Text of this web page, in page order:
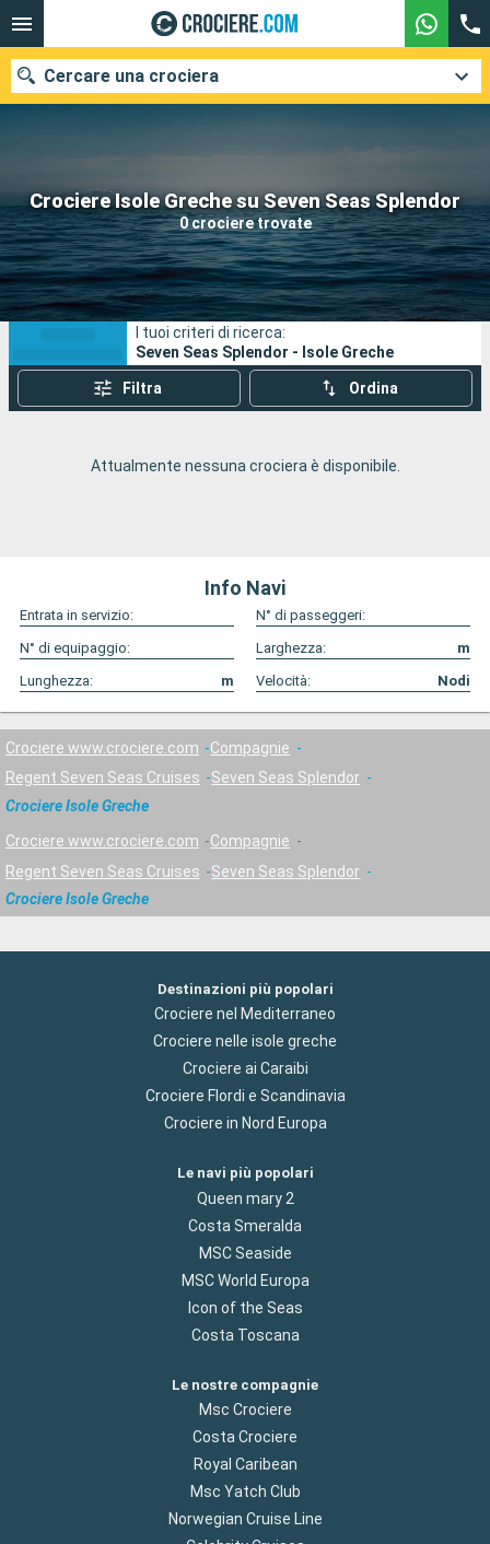
Crociere Isole Greche su Seven Seas Splendor
0 crociere trovate
Cercare una crociera
Le nostre destinazioni
Mesi di partenza
Porti Compagnie
Ricerca
I tuoi criteri di ricerca:
Seven Seas Splendor - Isole Greche
Filtra Ordina
Attualmente nessuna crociera è disponibile.
Info Navi
Entrata in servizio:
N° di passeggeri:
N° di equipaggio:
Larghezza:
m
Lunghezza:
m Velocità: Nodi
Crociere www.crociere.com
Compagnie
Regent Seven Seas Cruises
Seven Seas Splendor
Crociere Isole Greche
Crociere www.crociere.com
Compagnie
Regent Seven Seas Cruises
Seven Seas Splendor
Crociere Isole Greche
Destinazioni più popolari
Crociere nel Mediterraneo
Crociere nelle isole greche
Crociere ai Caraibi
Crociere Flordi e Scandinavia
Crociere in Nord Europa
Le navi più popolari
Queen mary 2
Costa Smeralda
MSC Seaside
MSC World Europa
Icon of the Seas
Costa Toscana
Le nostre compagnie
Msc Crociere
Costa Crociere
Royal Caribean
Msc Yatch Club
Norwegian Cruise Line